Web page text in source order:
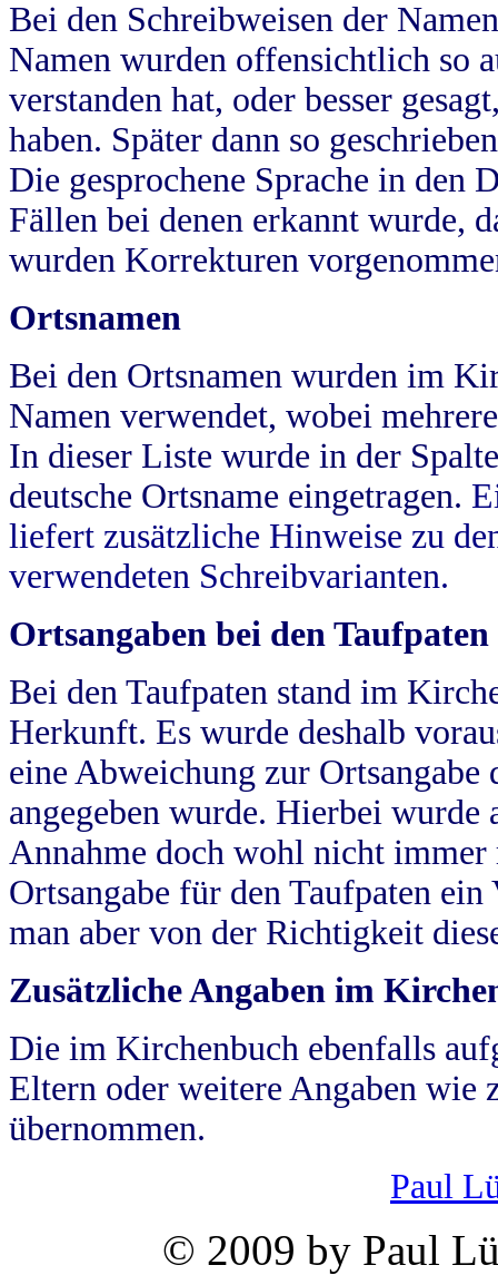
Bei den Schreibweisen der
Namen wurden offensichtlich so
verstanden hat, oder besser
haben. Später dann so
Die gesprochene Sprache in
Fällen bei denen erkannt wurde,
wurden Korrekturen
Ortsnamen
Bei den Ortsnamen wurden im
Namen verwendet, wobei
In dieser Liste wurde in der
deutsche Ortsname eingetragen.
liefert zusätzliche Hinweise zu
verwendeten Schreibvarianten.
Ortsangaben bei den Taufpaten
Bei den Taufpaten stand im
Herkunft. Es wurde deshalb
eine Abweichung zur
angegeben wurde. Hierbei wurde
Annahme doch wohl nicht
Ortsangabe für den Taufpaten
man aber von der Richtigkeit
Zusätzliche Angaben im
Die im Kirchenbuch ebenfalls
Eltern oder weitere Angaben wie
übernommen.
Paul
© 2009 by Paul